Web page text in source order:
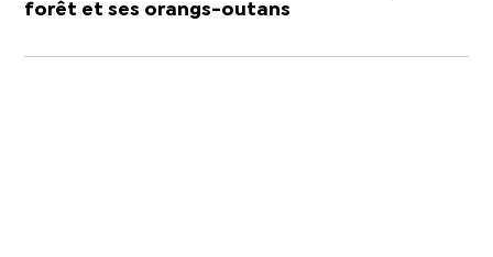
forêt et ses orangs-outans